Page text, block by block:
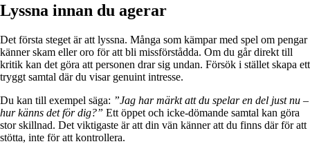
Lyssna innan du agerar
Det första steget är att lyssna. Många som kämpar med spel om pengar
känner skam eller oro för att bli missförstådda. Om du går direkt till
kritik kan det göra att personen drar sig undan. Försök i stället skapa ett
tryggt samtal där du visar genuint intresse.
Du kan till exempel säga: ”Jag har märkt att du spelar en del just nu –
hur känns det för dig?” Ett öppet och icke-dömande samtal kan göra
stor skillnad. Det viktigaste är att din vän känner att du finns där för att
stötta, inte för att kontrollera.